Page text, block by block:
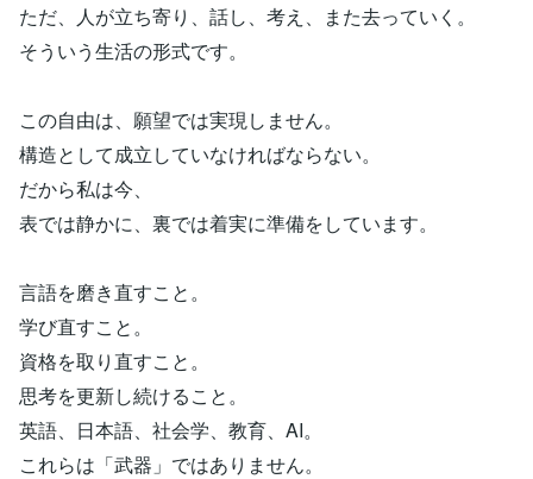
ただ、人が立ち寄り、話し、考え、また去っていく。
そういう生活の形式です。
この自由は、願望では実現しません。
構造として成立していなければならない。
だから私は今、
表では静かに、裏では着実に準備をしています。
言語を磨き直すこと。
学び直すこと。
資格を取り直すこと。
思考を更新し続けること。
英語、日本語、社会学、教育、AI。
これらは「武器」ではありません。